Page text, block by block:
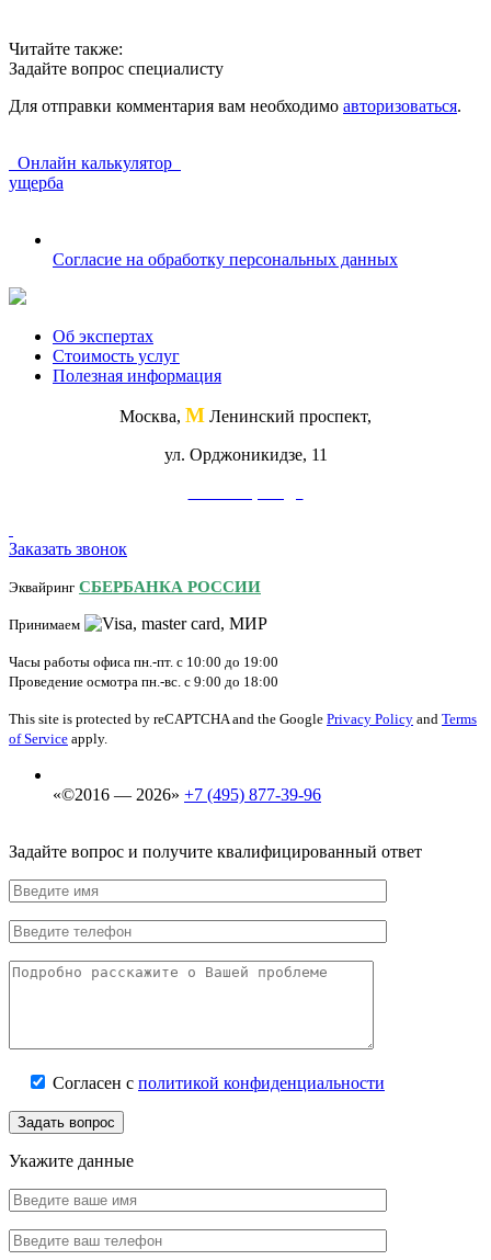
Читайте также:
Задайте вопрос специалисту
Для отправки комментария вам необходимо авторизоваться.
Онлайн калькулятор
ущерба
Согласие на обработку персональных данных
Об экспертах
Стоимость услуг
Полезная информация
Москва, М Ленинский проспект,
ул. Орджоникидзе, 11
Заказать звонок
Эквайринг СБЕРБАНКА РОССИИ
Принимаем
Часы работы офиса пн.-пт. с 10:00 до 19:00
Проведение осмотра пн.-вс. с 9:00 до 18:00
This site is protected by reCAPTCHA and the Google Privacy Policy and Terms
of Service apply.
«©2016 — 2026» +7 (495) 877-39-96
Задайте вопрос и получите квалифицированный ответ
Согласен с политикой конфиденциальности
Задать вопрос
Укажите данные